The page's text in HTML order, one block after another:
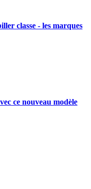
classe - les marques
ce nouveau modèle